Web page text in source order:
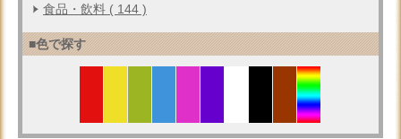
食品・飲料 ( 144 )
■色で探す